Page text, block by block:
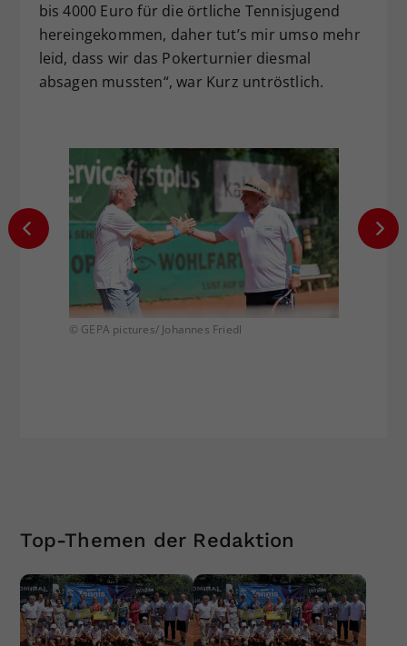
bis 4000 Euro für die örtliche Tennisjugend
hereingekommen, daher tut’s mir umso mehr
leid, dass wir das Pokerturnier diesmal
absagen mussten“, war Kurz untröstlich.
© GEPA pictures/ Johannes Friedl
Top-Themen der Redaktion